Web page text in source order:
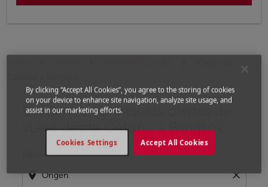
Encuentre las mejores ofertas de
vuelo desde Cotonú a Bangkok
Desde
location_on close
Por favor, intente actualizar su ruta (origen y / o
By clicking “Accept All Cookies”, you agree to the storing of cookies
on your device to enhance site navigation, analyze site usage, and
assist in our marketing efforts.
Accept All Cookies
Cookies Settings